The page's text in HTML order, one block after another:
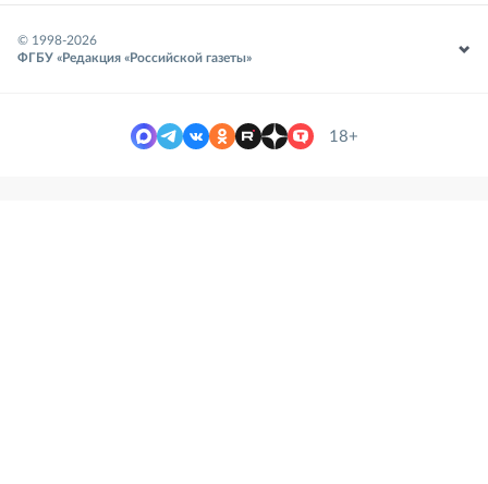
© 1998-2026
ФГБУ «Редакция «Российской газеты»
18+